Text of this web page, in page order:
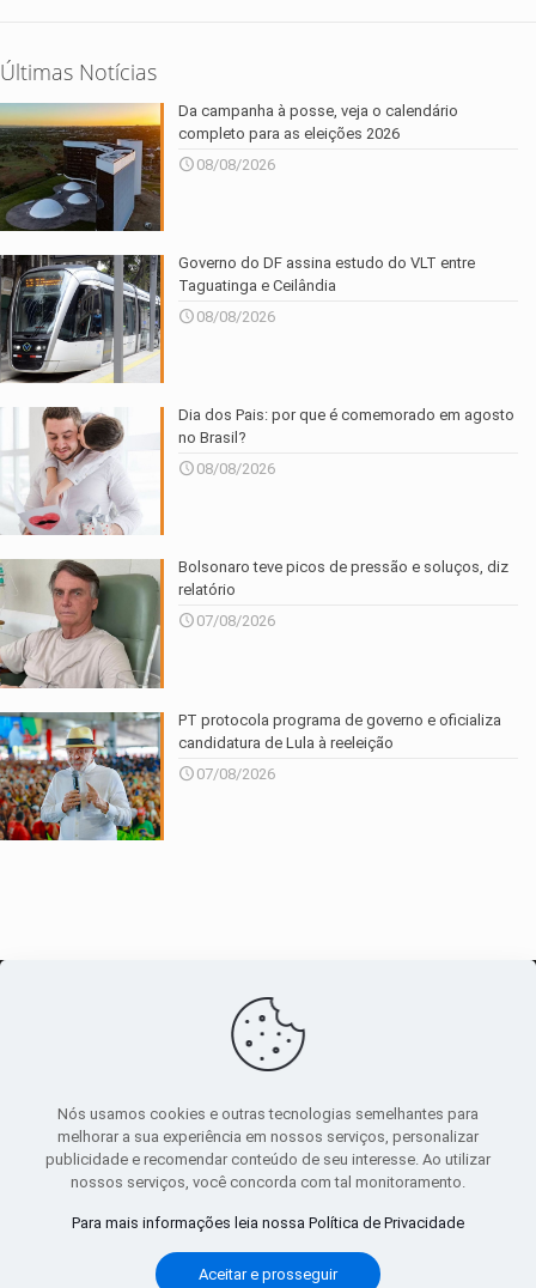
Últimas Notícias
Da campanha à posse, veja o calendário
completo para as eleições 2026
08/08/2026
Governo do DF assina estudo do VLT entre
Taguatinga e Ceilândia
08/08/2026
Dia dos Pais: por que é comemorado em agosto
no Brasil?
08/08/2026
Bolsonaro teve picos de pressão e soluços, diz
relatório
07/08/2026
PT protocola programa de governo e oficializa
candidatura de Lula à reeleição
07/08/2026
canal de notícias
Sobre|Política Privacidade|Termos de uso
Nós usamos cookies e outras tecnologias semelhantes para
melhorar a sua experiência em nossos serviços, personalizar
publicidade e recomendar conteúdo de seu interesse. Ao utilizar
nossos serviços, você concorda com tal monitoramento.
Para mais informações leia nossa Política de Privacidade
Aceitar e prosseguir